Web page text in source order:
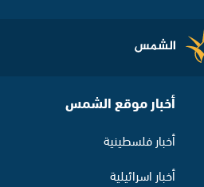
أخبار موقع الشمس
أخبار فلسطينية
أخبار اسرائيلية